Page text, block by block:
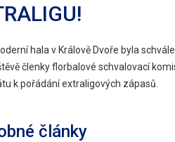
hala v Králově Dvoře byla
členky florbalové schvalovací
k pořádání extraligových zápasů.
články